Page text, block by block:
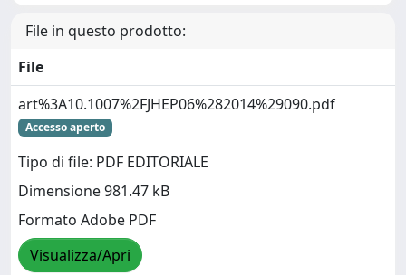
File in questo prodotto:
File
art%3A10.1007%2FJHEP06%282014%29090.pdf
Accesso aperto
Tipo di file: PDF EDITORIALE
Dimensione 981.47 kB
Formato Adobe PDF
Visualizza/Apri